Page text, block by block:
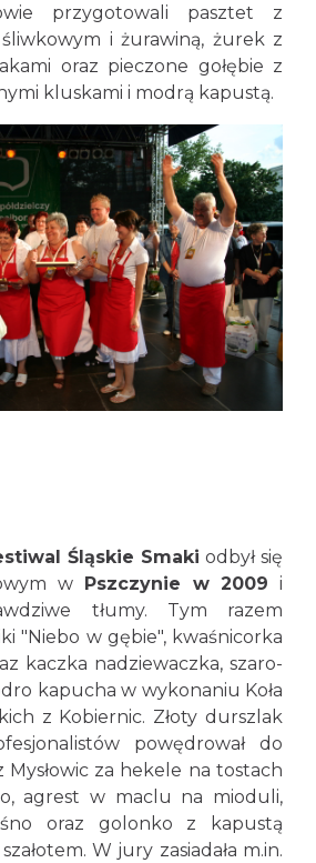
przygotowali pasztet z
i żurawiną, żurek z
oraz pieczone gołębie z
kluskami i modrą kapustą.
Śląskie Smaki odbył się
w
Pszczynie w 2009 i
tłumy. Tym razem
"Niebo w gębie", kwaśnicorka
kaczka nadziewaczka, szaro-
kapucha w wykonaniu Koła
z Kobiernic. Złoty durszlak
powędrował do
Mysłowic za hekele na tostach
agrest w maclu na mioduli,
oraz golonko z kapustą
W jury zasiadała m.in.